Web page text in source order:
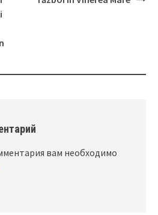
вам необходимо